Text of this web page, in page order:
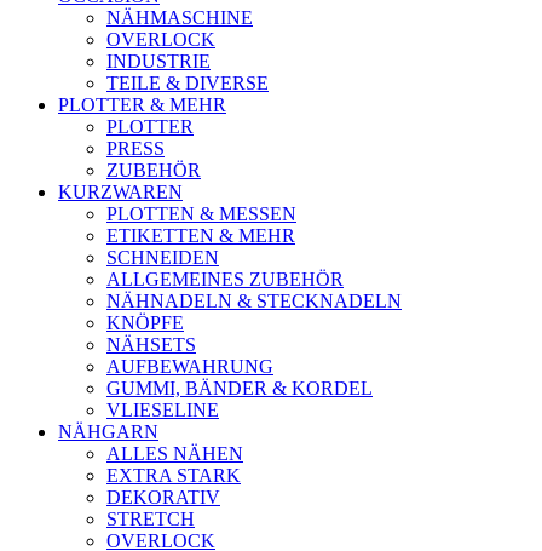
NÄHMASCHINE
OVERLOCK
INDUSTRIE
TEILE & DIVERSE
PLOTTER & MEHR
PLOTTER
PRESS
ZUBEHÖR
KURZWAREN
PLOTTEN & MESSEN
ETIKETTEN & MEHR
SCHNEIDEN
ALLGEMEINES ZUBEHÖR
NÄHNADELN & STECKNADELN
KNÖPFE
NÄHSETS
AUFBEWAHRUNG
GUMMI, BÄNDER & KORDEL
VLIESELINE
NÄHGARN
ALLES NÄHEN
EXTRA STARK
DEKORATIV
STRETCH
OVERLOCK